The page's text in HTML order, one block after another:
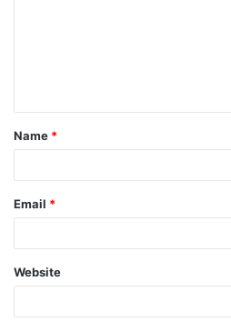
t
*
Name *
Email *
Website